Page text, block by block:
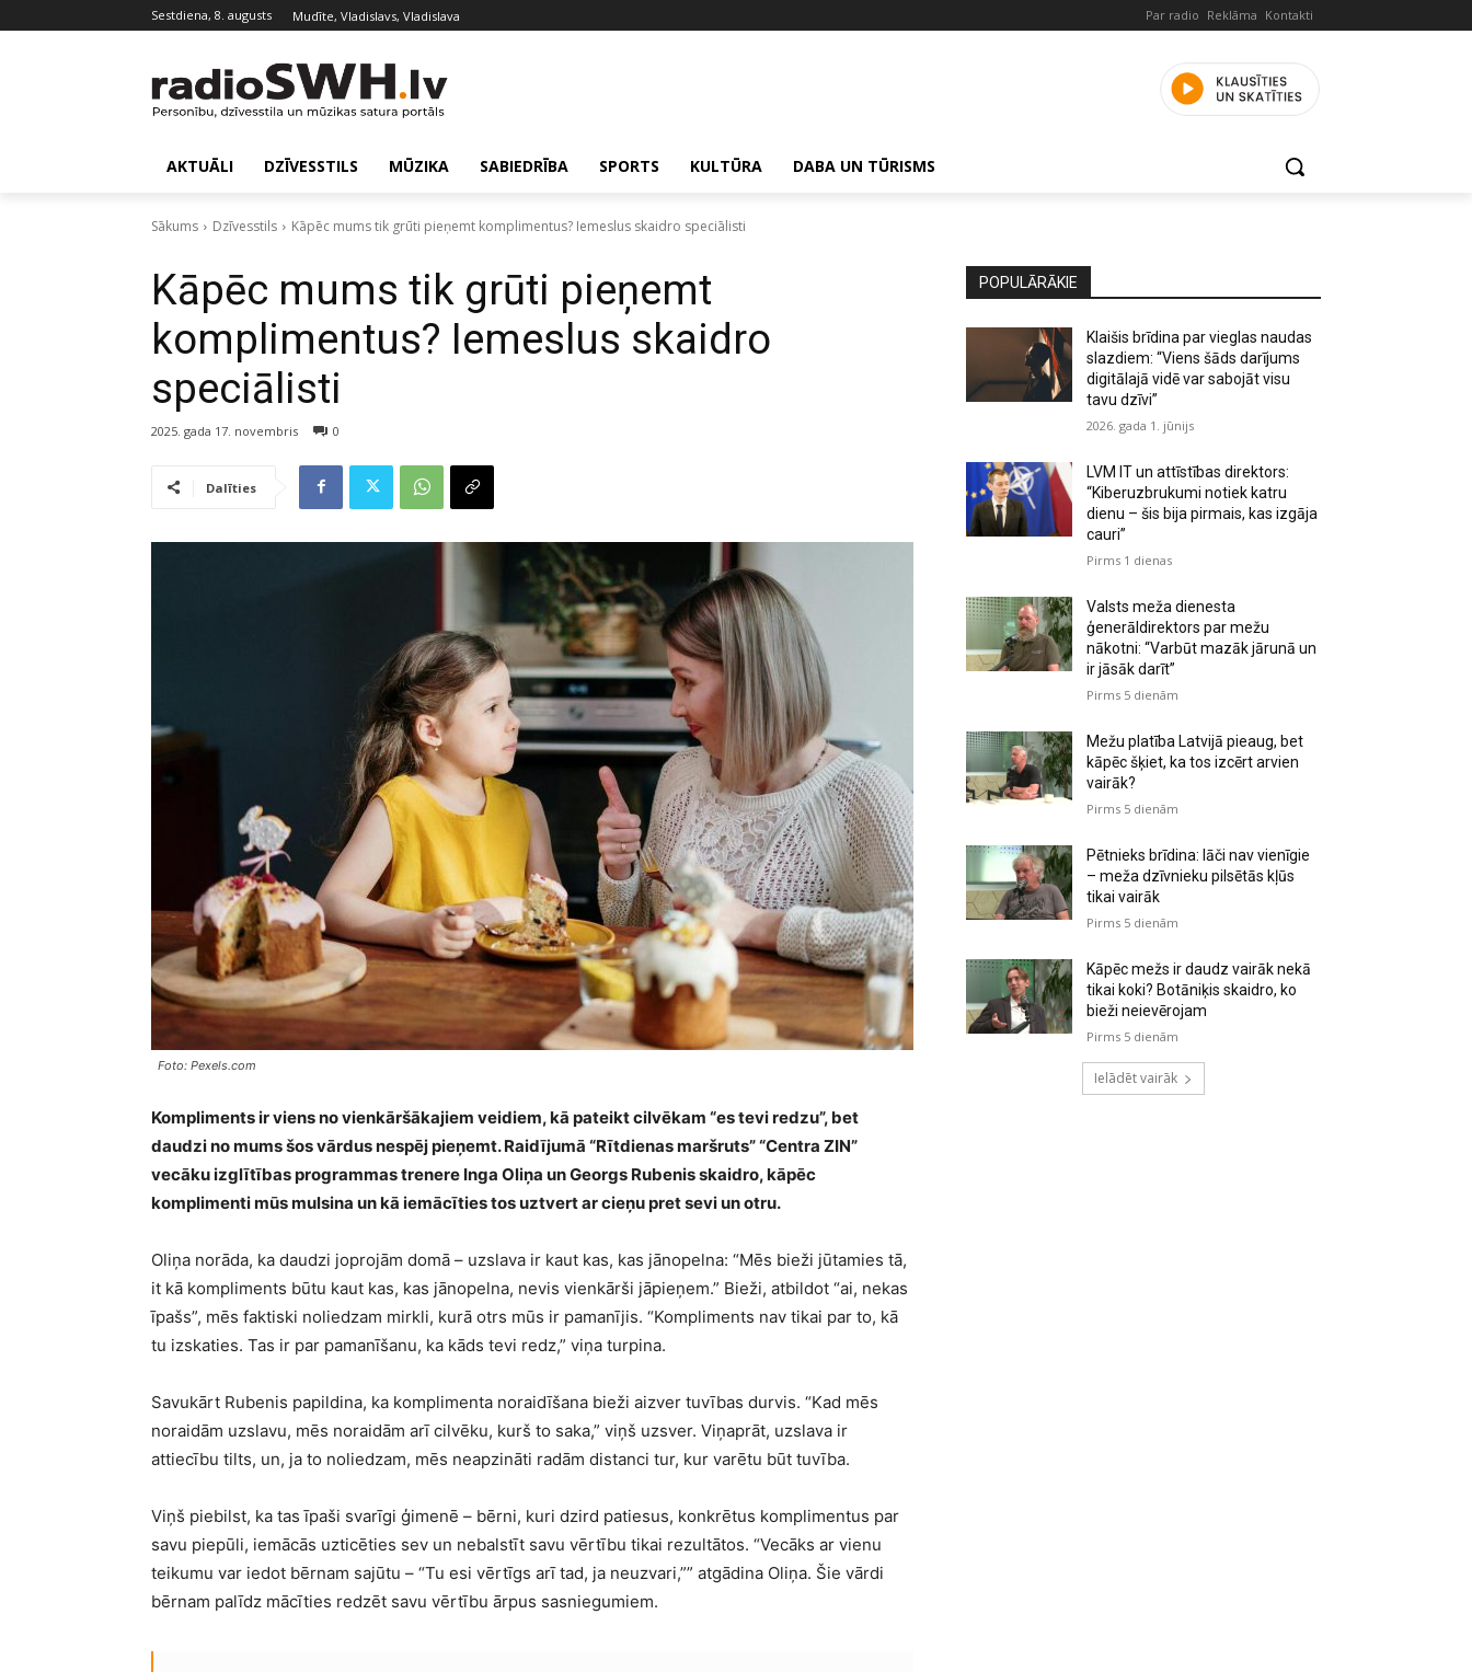
sestdiena, 8. augusts Mudīte, Vladislavs, Vladislava Par radio Reklāma Kontakti
AKTUĀLI DZĪVESSTILS MŪZIKA SABIEDRĪBA SPORTS KULTŪRA DABA UN TŪRISMS
Sākums Dzīvesstils Kāpēc mums tik grūti pieņemt komplimentus? Iemeslus skaidro speciālisti
Kāpēc mums tik grūti pieņemt
komplimentus? Iemeslus skaidro
speciālisti
2025. gada 17. novembris 0
Dalīties
Foto: Pexels.com
Kompliments ir viens no vienkāršākajiem veidiem, kā pateikt cilvēkam “es tevi redzu”, bet
daudzi no mums šos vārdus nespēj pieņemt. Raidījumā “Rītdienas maršruts” “Centra ZIN”
vecāku izglītības programmas trenere Inga Oliņa un Georgs Rubenis skaidro, kāpēc
komplimenti mūs mulsina un kā iemācīties tos uztvert ar cieņu pret sevi un otru.
Oliņa norāda, ka daudzi joprojām domā – uzslava ir kaut kas, kas jānopelna: “Mēs bieži jūtamies tā,
it kā kompliments būtu kaut kas, kas jānopelna, nevis vienkārši jāpieņem.” Bieži, atbildot “ai, nekas
īpašs”, mēs faktiski noliedzam mirkli, kurā otrs mūs ir pamanījis. “Kompliments nav tikai par to, kā
tu izskaties. Tas ir par pamanīšanu, ka kāds tevi redz,” viņa turpina.
Savukārt Rubenis papildina, ka komplimenta noraidīšana bieži aizver tuvības durvis. “Kad mēs
noraidām uzslavu, mēs noraidām arī cilvēku, kurš to saka,” viņš uzsver. Viņaprāt, uzslava ir
attiecību tilts, un, ja to noliedzam, mēs neapzināti radām distanci tur, kur varētu būt tuvība.
Viņš piebilst, ka tas īpaši svarīgi ģimenē – bērni, kuri dzird patiesus, konkrētus komplimentus par
savu piepūli, iemācās uzticēties sev un nebalstīt savu vērtību tikai rezultātos. “Vecāks ar vienu
teikumu var iedot bērnam sajūtu – “Tu esi vērtīgs arī tad, ja neuzvari,”” atgādina Oliņa. Šie vārdi
bērnam palīdz mācīties redzēt savu vērtību ārpus sasniegumiem.
POPULĀRĀKIE
Klaišis brīdina par vieglas naudas
slazdiem: “Viens šāds darījums
digitālajā vidē var sabojāt visu
tavu dzīvi”
2026. gada 1. jūnijs
LVM IT un attīstības direktors:
“Kiberuzbrukumi notiek katru
dienu – šis bija pirmais, kas izgāja
cauri”
Pirms 1 dienas
Valsts meža dienesta
ģenerāldirektors par mežu
nākotni: “Varbūt mazāk jārunā un
ir jāsāk darīt”
Pirms 5 dienām
Mežu platība Latvijā pieaug, bet
kāpēc šķiet, ka tos izcērt arvien
vairāk?
Pirms 5 dienām
Pētnieks brīdina: lāči nav vienīgie
– meža dzīvnieku pilsētās kļūs
tikai vairāk
Pirms 5 dienām
Kāpēc mežs ir daudz vairāk nekā
tikai koki? Botāniķis skaidro, ko
bieži neievērojam
Pirms 5 dienām
Ielādēt vairāk